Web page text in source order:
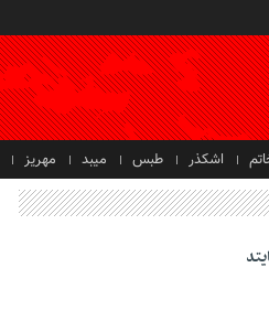
اشکذر طبس میبد مهریز